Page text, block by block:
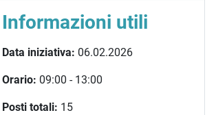
Informazioni utili
Data iniziativa: 06.02.2026
Orario: 09:00 - 13:00
Posti totali: 15